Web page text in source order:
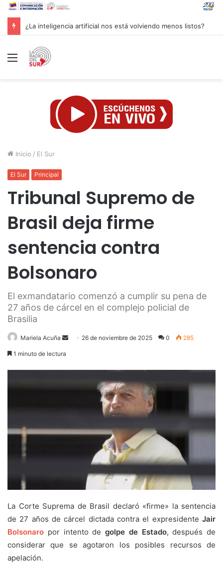
Groenlandia lanza una fuerte advertencia a empresa petrolera vinculada a Trump
Menú
Inicio / El Sur
El Sur Principal
Tribunal Supremo de
Brasil deja firme
sentencia contra
Bolsonaro
El exmandatario comenzó a cumplir su pena de
27 años de cárcel en el complejo policial de
Brasilia
Mariela Acuña
Send 26 de noviembre de 2025 0 285
1 minuto de lectura
La Corte Suprema de Brasil declaró «firme» la sentencia
de 27 años de cárcel dictada contra el expresidente Jair
Bolsonaro por intento de golpe de Estado, después de
considerar que se agotaron los posibles recursos de
apelación.